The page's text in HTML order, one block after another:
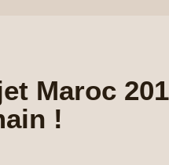
Maroc
!